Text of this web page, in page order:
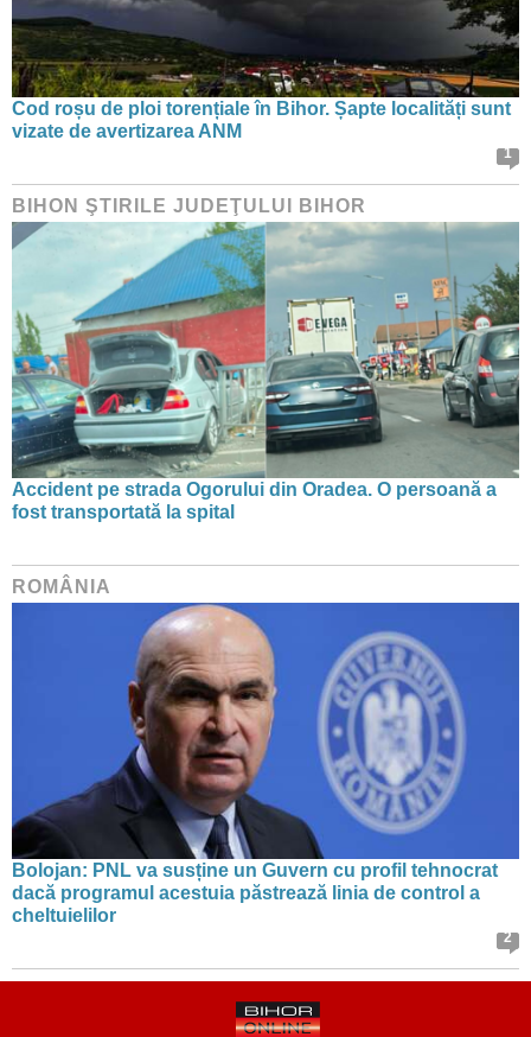
Cod roșu de ploi torențiale în Bihor. Șapte localități sunt
vizate de avertizarea ANM
1
BIHON ŞTIRILE JUDEŢULUI BIHOR
Accident pe strada Ogorului din Oradea. O persoană a
fost transportată la spital
ROMÂNIA
Bolojan: PNL va susține un Guvern cu profil tehnocrat
dacă programul acestuia păstrează linia de control a
cheltuielilor
2